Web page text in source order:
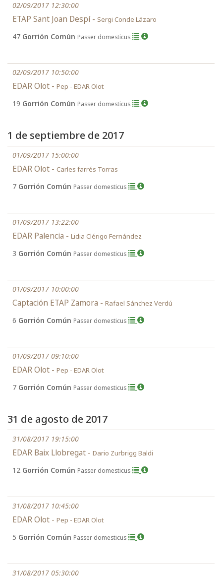
02/09/2017 12:30:00
ETAP Sant Joan Despí - Sergi Conde Lázaro
47 Gorrión Común Passer domesticus
02/09/2017 10:50:00
EDAR Olot - Pep - EDAR Olot
19 Gorrión Común Passer domesticus
1 de septiembre de 2017
01/09/2017 15:00:00
EDAR Olot - Carles farrés Torras
7 Gorrión Común Passer domesticus
01/09/2017 13:22:00
EDAR Palencia - Lidia Clérigo Fernández
3 Gorrión Común Passer domesticus
01/09/2017 10:00:00
Captación ETAP Zamora - Rafael Sánchez Verdú
6 Gorrión Común Passer domesticus
01/09/2017 09:10:00
EDAR Olot - Pep - EDAR Olot
7 Gorrión Común Passer domesticus
31 de agosto de 2017
31/08/2017 19:15:00
EDAR Baix Llobregat - Dario Zurbrigg Baldi
12 Gorrión Común Passer domesticus
31/08/2017 10:45:00
EDAR Olot - Pep - EDAR Olot
5 Gorrión Común Passer domesticus
31/08/2017 05:30:00